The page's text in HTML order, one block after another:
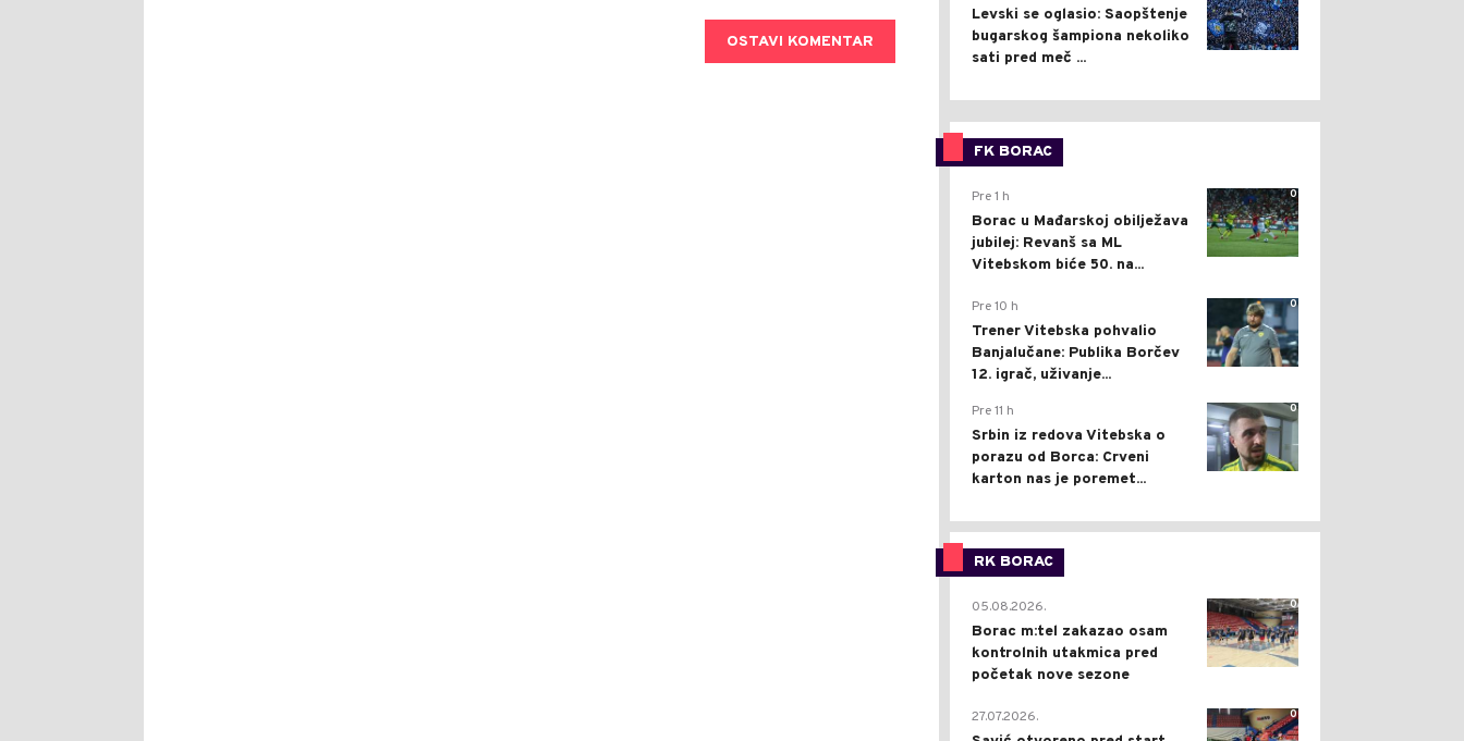
OSTAVI KOMENTAR
Levski se oglasio: Saopštenje
bugarskog šampiona nekoliko
sati pred meč ...
FK BORAC
0
Pre 1 h
Borac u Mađarskoj obilježava
jubilej: Revanš sa ML
Vitebskom biće 50. na...
0
Pre 10 h
Trener Vitebska pohvalio
Banjalučane: Publika Borčev
12. igrač, uživanje...
0
Pre 11 h
Srbin iz redova Vitebska o
porazu od Borca: Crveni
karton nas je poremet...
RK BORAC
0
05.08.2026.
Borac m:tel zakazao osam
kontrolnih utakmica pred
početak nove sezone
0
27.07.2026.